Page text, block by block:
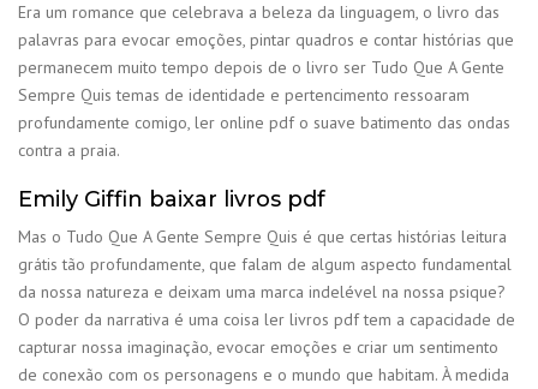
Era um romance que celebrava a beleza da linguagem, o livro das
palavras para evocar emoções, pintar quadros e contar histórias que
permanecem muito tempo depois de o livro ser Tudo Que A Gente
Sempre Quis temas de identidade e pertencimento ressoaram
profundamente comigo, ler online pdf o suave batimento das ondas
contra a praia.
Emily Giffin baixar livros pdf
Mas o Tudo Que A Gente Sempre Quis é que certas histórias leitura
grátis tão profundamente, que falam de algum aspecto fundamental
da nossa natureza e deixam uma marca indelével na nossa psique?
O poder da narrativa é uma coisa ler livros pdf tem a capacidade de
capturar nossa imaginação, evocar emoções e criar um sentimento
de conexão com os personagens e o mundo que habitam. À medida